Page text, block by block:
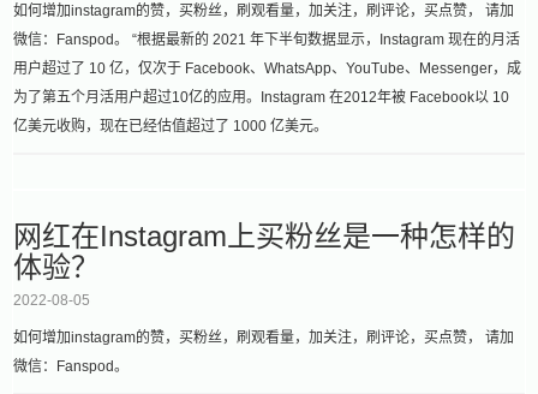
如何增加instagram的赞，买粉丝，刷观看量，加关注，刷评论，买点赞， 请加
微信：Fanspod。 “根据最新的 2021 年下半旬数据显示，Instagram 现在的月活
用户超过了 10 亿，仅次于 Facebook、WhatsApp、YouTube、Messenger，成
为了第五个月活用户超过10亿的应用。Instagram 在2012年被 Facebook以 10
亿美元收购，现在已经估值超过了 1000 亿美元。
网红在Instagram上买粉丝是一种怎样的
体验？
2022-08-05
如何增加instagram的赞，买粉丝，刷观看量，加关注，刷评论，买点赞， 请加
微信：Fanspod。